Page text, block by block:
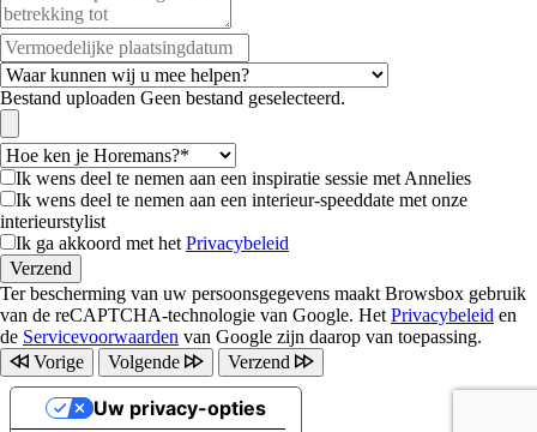
Bestand uploaden Geen bestand geselecteerd.
Ik wens deel te nemen aan een inspiratie sessie met Annelies
Ik wens deel te nemen aan een interieur-speeddate met onze
interieurstylist
Ik ga akkoord met het Privacybeleid
Ter bescherming van uw persoonsgegevens maakt Browsbox gebruik
van de reCAPTCHA-technologie van Google. Het Privacybeleid en
de Servicevoorwaarden van Google zijn daarop van toepassing.
Vorige
Volgende Verzend
Uw privacy-opties